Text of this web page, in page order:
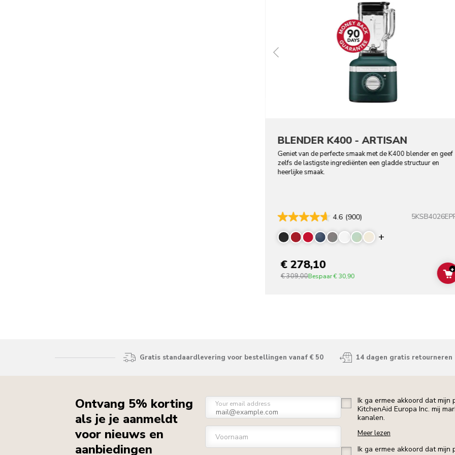
BLENDER K400 - ARTISAN
Geniet van de perfecte smaak met de K400 blender en geef
zelfs de lastigste ingrediënten een gladde structuur en
heerlijke smaak.
4.6 (900)
Display more
€ 278,10
€ 309,00Bespaar€ 30,90
+
Gratis standaardlevering voor bestellingen vanaf € 50 14 dagen gratis retourneren
Ontvang 5% korting
als je je aanmeldt
voor nieuws en
aanbiedingen
Your email address
Voornaam
Ik ga ermee akkoord dat
KitchenAid Europa Inc. mij
kanalen.
Meer lezen
Ik ga ermee akkoord dat mijn